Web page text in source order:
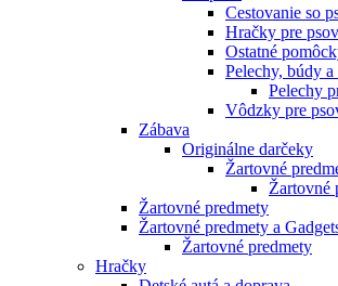
Cestovanie so
Hračky pre psov
Ostatné
Pelechy, búdy
Pelechy
Vôdzky pre
Zábava
Originálne darčeky
Žartovné
Žartovné
Žartovné predmety
Žartovné predmety a
Žartovné predmety
Hračky